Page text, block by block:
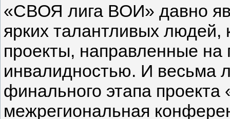
«СВОЯ лига ВОИ» давно
ярких талантливых
проекты, направленные
инвалидностью. И весьма
финального этапа
межрегиональная